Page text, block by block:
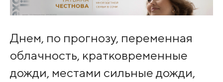
Днем, по прогнозу, переменная
облачность, кратковременные
дожди, местами сильные дожди,